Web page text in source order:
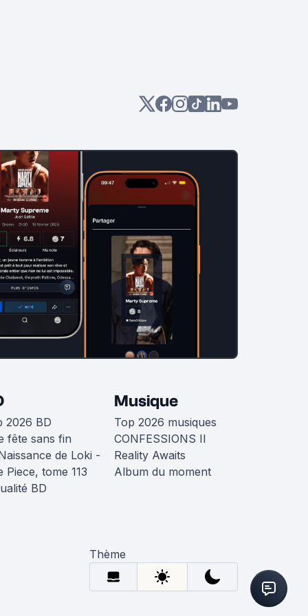
2026 BD
fête sans fin
de Loki -
Piece, tome 113
BD
Musique
Top 2026 musiques
CONFESSIONS II
Reality Awaits
Album du moment
Thème